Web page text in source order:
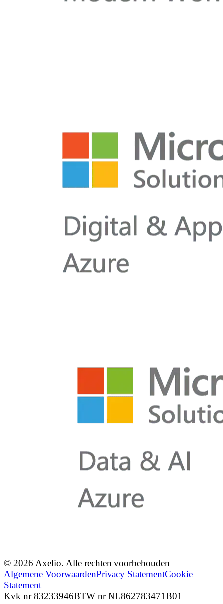
© 2026 Axelio. Alle rechten voorbehouden
Algemene VoorwaardenPrivacy StatementCookie
Statement
Kvk nr 83233946BTW nr NL862783471B01